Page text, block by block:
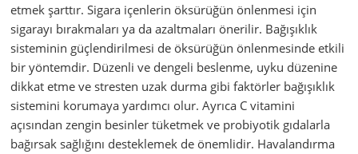
etmek şarttır. Sigara içenlerin öksürüğün önlenmesi için
sigarayı bırakmaları ya da azaltmaları önerilir. Bağışıklık
sisteminin güçlendirilmesi de öksürüğün önlenmesinde etkili
bir yöntemdir. Düzenli ve dengeli beslenme, uyku düzenine
dikkat etme ve stresten uzak durma gibi faktörler bağışıklık
sistemini korumaya yardımcı olur. Ayrıca C vitamini
açısından zengin besinler tüketmek ve probiyotik gıdalarla
bağırsak sağlığını desteklemek de önemlidir. Havalandırma